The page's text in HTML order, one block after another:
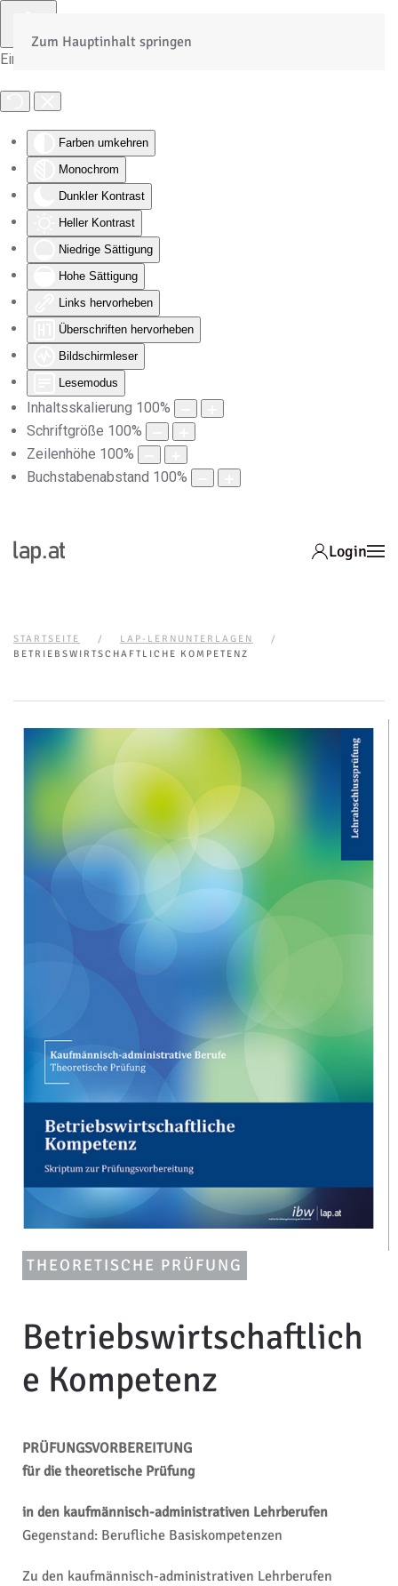
Eingabehilfen öffnen
Farben umkehren
Monochrom
Dunkler Kontrast
Heller Kontrast
Niedrige Sättigung
Hohe Sättigung
Links hervorheben
Überschriften hervorheben
Bildschirmleser
Lesemodus
Inhaltsskalierung 100%
Schriftgröße 100%
Zeilenhöhe 100%
Buchstabenabstand 100%
Zum Hauptinhalt springen
Login
STARTSEITE
LAP-LERNUNTERLAGEN
BETRIEBSWIRTSCHAFTLICHE KOMPETENZ
THEORETISCHE PRÜFUNG
Betriebswirtschaftlich
e Kompetenz
PRÜFUNGSVORBEREITUNG
für die theoretische Prüfung
in den kaufmännisch-administrativen Lehrberufen
Gegenstand: Berufliche Basiskompetenzen
Zu den kaufmännisch-administrativen Lehrberufen